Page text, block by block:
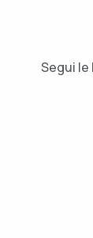
Segui le